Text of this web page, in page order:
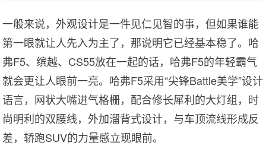
一般来说，外观设计是一件见仁见智的事，但如果谁能
第一眼就让人先入为主了，那说明它已经基本稳了。哈
弗F5、缤越、CS55放在一起的话，哈弗F5的年轻霸气
就会更让人眼前一亮。哈弗F5采用“尖锋Battle美学”设计
语言，网状大嘴进气格栅，配合修长犀利的大灯组，时
尚明利的双腰线，外加溜背式设计，与车顶流线形成反
差，轿跑SUV的力量感立现眼前。